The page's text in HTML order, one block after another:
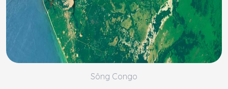
Sông Congo